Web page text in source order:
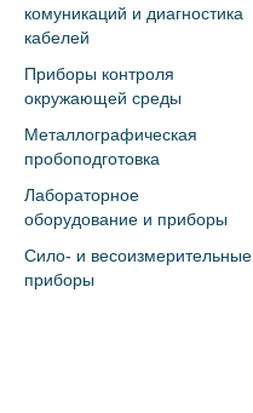
комуникаций и диагностика
кабелей
Приборы контроля
окружающей среды
Металлографическая
пробоподготовка
Лабораторное
оборудование и приборы
Сило- и весоизмерительные
приборы